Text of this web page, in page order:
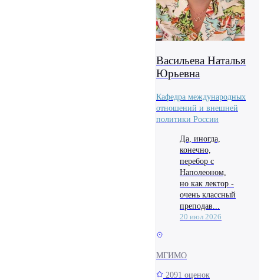
Васильева Наталья
Юрьевна
Кафедра международных
отношений и внешней
политики России
Да, иногда,
конечно,
перебор с
Наполеоном,
но как лектор -
очень классный
преподав...
20 июл 2026
МГИМО
2091 оценок